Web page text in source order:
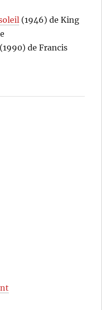
(1946) de King
(1990) de Francis